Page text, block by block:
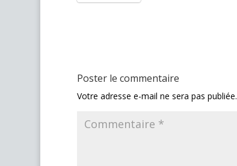
Poster le commentaire
Votre adresse e-mail ne sera pas publiée.